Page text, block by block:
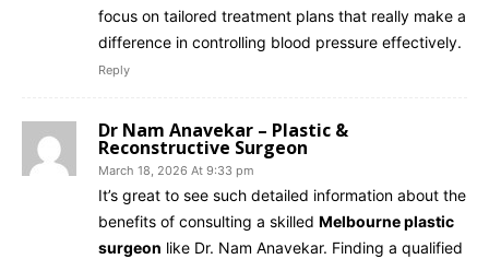
focus on tailored treatment plans that really make a
difference in controlling blood pressure effectively.
Reply
Dr Nam Anavekar – Plastic &
Reconstructive Surgeon
March 18, 2026 At 9:33 pm
It’s great to see such detailed information about the
benefits of consulting a skilled Melbourne plastic
surgeon like Dr. Nam Anavekar. Finding a qualified